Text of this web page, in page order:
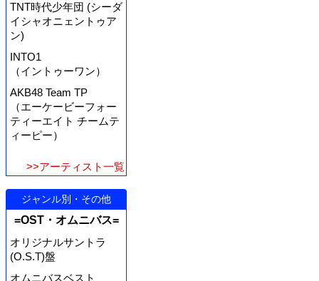
TNT時代少年団 (シーダ
イシャオニェントゥア
ン)
INTO1
（イントゥーワン）
AKB48 Team TP
（エーケービーフォー
ティーエイト チームテ
ィーピー）
>>アーティスト一覧
ジャンル別・その他
=OST・オムニバス=
オリジナルサントラ
(O.S.T)盤
オムニバスベスト